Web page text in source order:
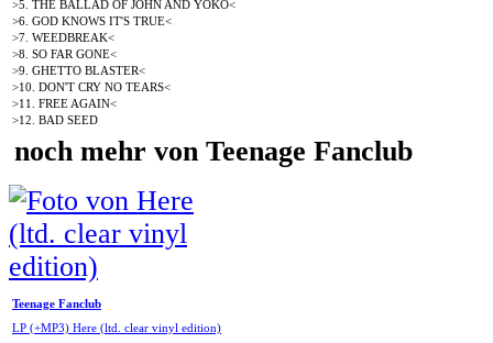
>5. THE BALLAD OF JOHN AND YOKO<
>6. GOD KNOWS IT'S TRUE<
>7. WEEDBREAK<
>8. SO FAR GONE<
>9. GHETTO BLASTER<
>10. DON'T CRY NO TEARS<
>11. FREE AGAIN<
>12. BAD SEED
noch mehr von Teenage Fanclub
Teenage Fanclub
LP (+MP3) Here (ltd. clear vinyl edition)